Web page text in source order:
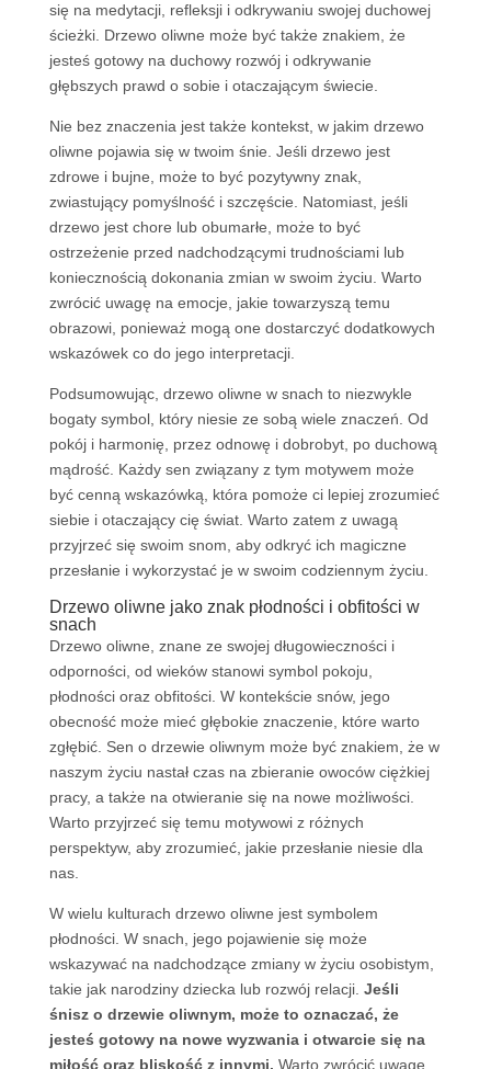
się na medytacji, refleksji i odkrywaniu swojej duchowej
ścieżki. Drzewo oliwne może być także znakiem, że
jesteś gotowy na duchowy rozwój i odkrywanie
głębszych prawd o sobie i otaczającym świecie.
Nie bez znaczenia jest także kontekst, w jakim drzewo
oliwne pojawia się w twoim śnie. Jeśli drzewo jest
zdrowe i bujne, może to być pozytywny znak,
zwiastujący pomyślność i szczęście. Natomiast, jeśli
drzewo jest chore lub obumarłe, może to być
ostrzeżenie przed nadchodzącymi trudnościami lub
koniecznością dokonania zmian w swoim życiu. Warto
zwrócić uwagę na emocje, jakie towarzyszą temu
obrazowi, ponieważ mogą one dostarczyć dodatkowych
wskazówek co do jego interpretacji.
Podsumowując, drzewo oliwne w snach to niezwykle
bogaty symbol, który niesie ze sobą wiele znaczeń. Od
pokój i harmonię, przez odnowę i dobrobyt, po duchową
mądrość. Każdy sen związany z tym motywem może
być cenną wskazówką, która pomoże ci lepiej zrozumieć
siebie i otaczający cię świat. Warto zatem z uwagą
przyjrzeć się swoim snom, aby odkryć ich magiczne
przesłanie i wykorzystać je w swoim codziennym życiu.
Drzewo oliwne jako znak płodności i obfitości w
snach
Drzewo oliwne, znane ze swojej długowieczności i
odporności, od wieków stanowi symbol pokoju,
płodności oraz obfitości. W kontekście snów, jego
obecność może mieć głębokie znaczenie, które warto
zgłębić. Sen o drzewie oliwnym może być znakiem, że w
naszym życiu nastał czas na zbieranie owoców ciężkiej
pracy, a także na otwieranie się na nowe możliwości.
Warto przyjrzeć się temu motywowi z różnych
perspektyw, aby zrozumieć, jakie przesłanie niesie dla
nas.
W wielu kulturach drzewo oliwne jest symbolem
płodności. W snach, jego pojawienie się może
wskazywać na nadchodzące zmiany w życiu osobistym,
takie jak narodziny dziecka lub rozwój relacji. Jeśli
śnisz o drzewie oliwnym, może to oznaczać, że
jesteś gotowy na nowe wyzwania i otwarcie się na
miłość oraz bliskość z innymi. Warto zwrócić uwagę